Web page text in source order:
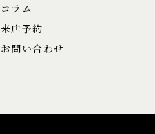
コラム
来店予約
お問い合わせ